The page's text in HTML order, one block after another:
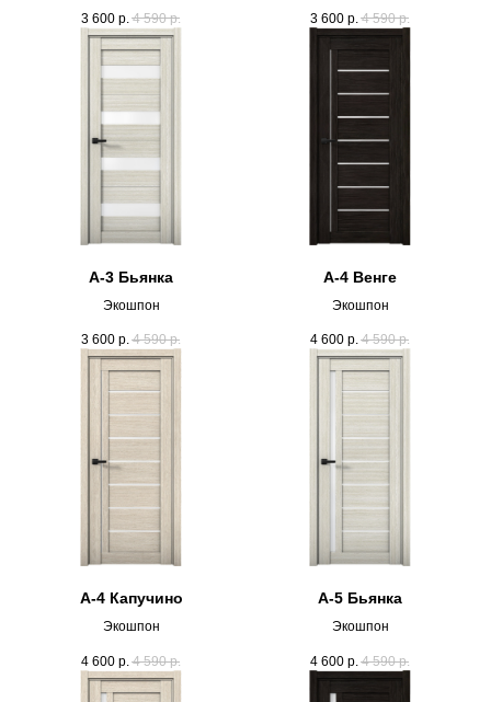
3 600 р. 4 590 р. 3 600 р. 4 590 р.
А-3 Бьянка
Экошпон
3 600 р. 4 590 р.
А-4 Венге
Экошпон
4 600 р. 4 590 р.
А-4 Капучино
Экошпон
4 600 р. 4 590 р.
А-5 Бьянка
Экошпон
4 600 р. 4 590 р.